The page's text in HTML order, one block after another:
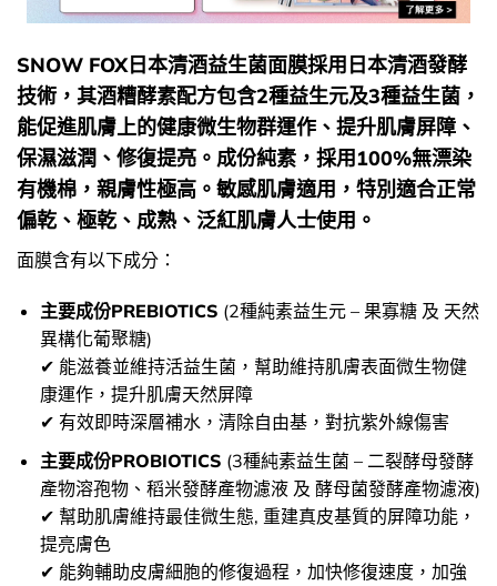
SNOW FOX日本清酒益生菌面膜採用日本清酒發酵
技術，其酒糟酵素配方包含2種益生元及3種益生菌，
能促進肌膚上的健康微生物群運作、提升肌膚屏障、
保濕滋潤、修復提亮。成份純素，採用100%無漂染
有機棉，親膚性極高。敏感肌膚適用，特別適合正常
偏乾、極乾、成熟、泛紅肌膚人士使用。
面膜含有以下成分：
主要成份PREBIOTICS (2種純素益生元 – 果寡糖 及 天然
異構化葡聚糖)
✔ 能滋養並維持活益生菌，幫助維持肌膚表面微生物健
康運作，提升肌膚天然屏障
✔ 有效即時深層補水，清除自由基，對抗紫外線傷害
主要成份PROBIOTICS (3種純素益生菌 – 二裂酵母發酵
產物溶孢物、稻米發酵產物濾液 及 酵母菌發酵產物濾液)
✔ 幫助肌膚維持最佳微生態, 重建真皮基質的屏障功能，
提亮膚色
✔ 能夠輔助皮膚細胞的修復過程，加快修復速度，加強